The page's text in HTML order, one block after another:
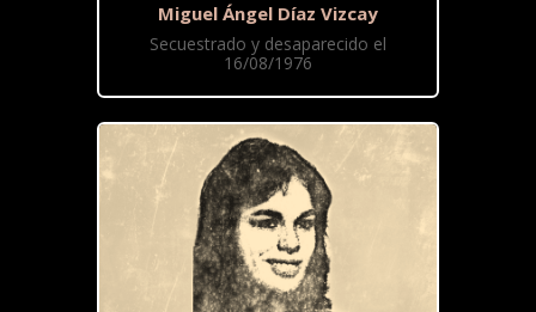
Miguel Ángel Díaz Vizcay
Secuestrado y desaparecido el
16/08/1976